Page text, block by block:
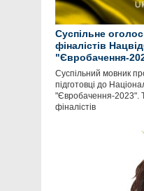
Суспільне
фіналістів
"Євробачення-
Суспільний мовник
підготовці до
"Євробачення-2023".
фіналістів